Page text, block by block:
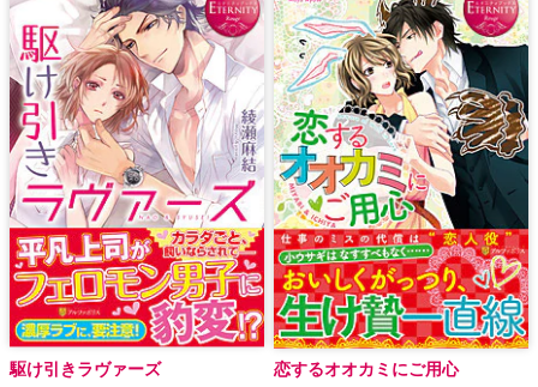
駆け引きラヴァーズ 恋するオオカミにご用心